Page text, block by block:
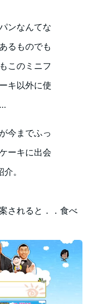
ンなんてな
るものでも
このミニフ
キ以外に使
今までふっ
ーキに出会
。
されると．．食べ